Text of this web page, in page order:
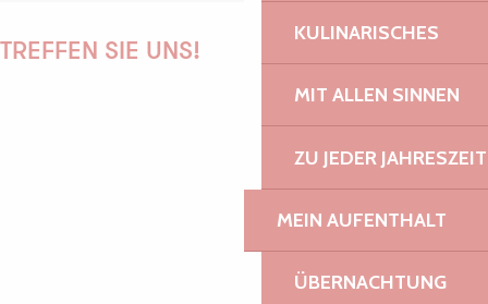
KULINARISCHES
MIT ALLEN SINNEN
ZU JEDER JAHRESZEIT
MEIN AUFENTHALT
ÜBERNACHTUNG
TREFFEN SIE UNS!
PAULINE
AUDREY